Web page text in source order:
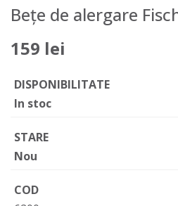
Bețe de alergare
159 lei
DISPONIBILITATE
In stoc
STARE
Nou
COD